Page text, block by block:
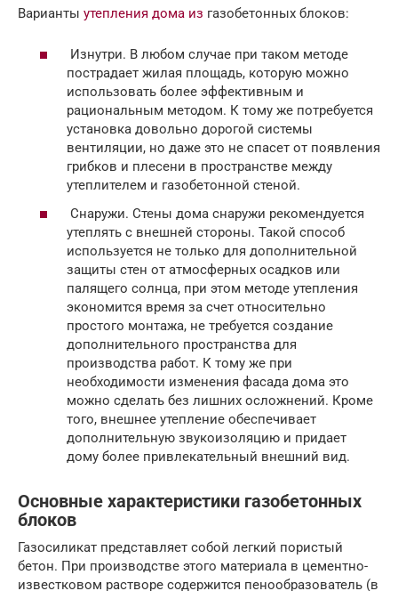
Варианты утепления дома из газобетонных блоков:
Изнутри. В любом случае при таком методе
пострадает жилая площадь, которую можно
использовать более эффективным и
рациональным методом. К тому же потребуется
установка довольно дорогой системы
вентиляции, но даже это не спасет от появления
грибков и плесени в пространстве между
утеплителем и газобетонной стеной.
Снаружи. Стены дома снаружи рекомендуется
утеплять с внешней стороны. Такой способ
используется не только для дополнительной
защиты стен от атмосферных осадков или
палящего солнца, при этом методе утепления
экономится время за счет относительно
простого монтажа, не требуется создание
дополнительного пространства для
производства работ. К тому же при
необходимости изменения фасада дома это
можно сделать без лишних осложнений. Кроме
того, внешнее утепление обеспечивает
дополнительную звукоизоляцию и придает
дому более привлекательный внешний вид.
Основные характеристики газобетонных
блоков
Газосиликат представляет собой легкий пористый
бетон. При производстве этого материала в цементно-
известковом растворе содержится пенообразователь (в